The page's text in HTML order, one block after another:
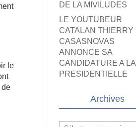
le
de
DE LA MIVILUDES
LE YOUTUBEUR
CATALAN THIERRY
CASASNOVAS
ANNONCE SA
CANDIDATURE A LA
PRESIDENTIELLE
Archives